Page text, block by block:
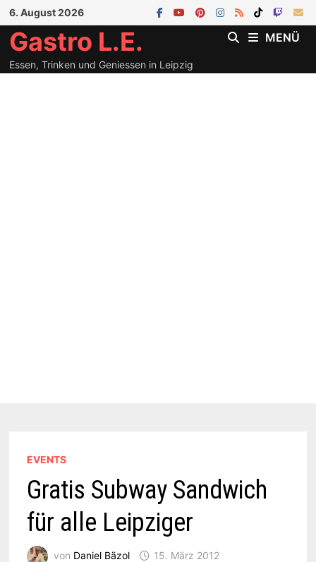
Zum
Inhalt
springen
6. August 2026
Gastro L.E.
Essen, Trinken und Geniessen in Leipzig
MENÜ
EVENTS
Gratis Subway Sandwich
für alle Leipziger
von Daniel Bäzol 15. März 2012